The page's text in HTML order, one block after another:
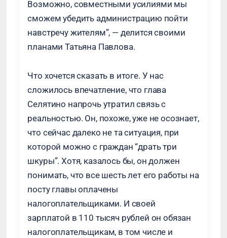
Возможно, совместными усилиями мы
сможем убедить администрацию пойти
навстречу жителям”, — делится своими
планами Татьяна Павлова.
Что хочется сказать в итоге. У нас
сложилось впечатление, что глава
Селятино напрочь утратил связь с
реальностью. Он, похоже, уже не осознает,
что сейчас далеко не та ситуация, при
которой можно с граждан “драть три
шкуры”. Хотя, казалось бы, он должен
понимать, что все шесть лет его работы на
посту главы оплачены
налогоплательщиками. И своей
зарплатой в 110 тысяч рублей он обязан
налогоплательщикам, в том числе и